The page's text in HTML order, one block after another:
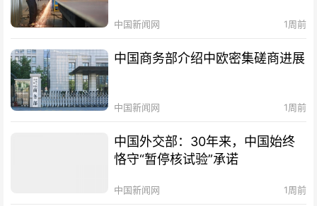
中国新闻网 1周前
中国商务部介绍中欧密集磋商进展
中国新闻网 1周前
中国外交部：30年来，中国始终
恪守“暂停核试验”承诺
中国新闻网 1周前